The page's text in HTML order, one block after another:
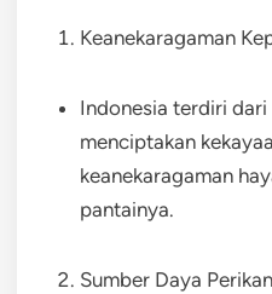
Keanekaragaman
Indonesia terdiri
menciptakan
keanekaragaman
pantainya.
Sumber Daya